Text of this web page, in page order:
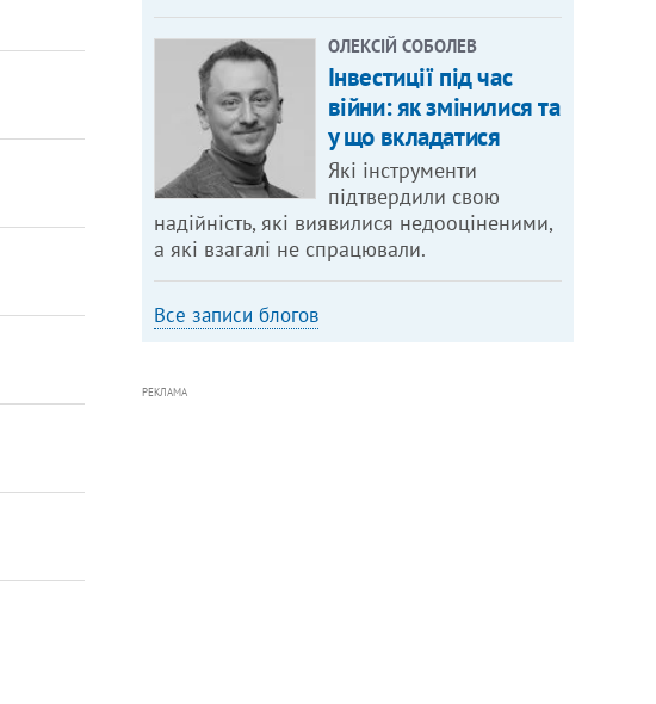
ОЛЕКСІЙ СОБОЛЕВ
Інвестиції під час
війни: як змінилися та
у що вкладатися
Які інструменти
підтвердили свою
надійність, які виявилися недооціненими,
а які взагалі не спрацювали.
Все записи блогов
РЕКЛАМА